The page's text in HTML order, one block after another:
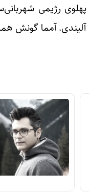
یازیلیب یاییلان قزئت ۱۳۳۴-
آمما گونش